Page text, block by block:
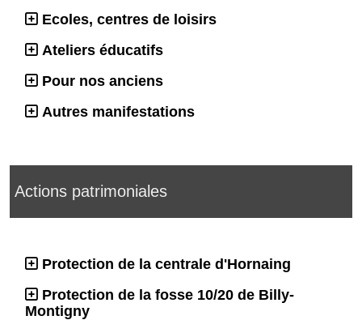
Ecoles, centres de loisirs
Ateliers éducatifs
Pour nos anciens
Autres manifestations
Actions patrimoniales
Protection de la centrale d'Hornaing
Protection de la fosse 10/20 de Billy-
Montigny